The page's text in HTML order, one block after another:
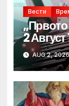
Вести
2
AUG 2,